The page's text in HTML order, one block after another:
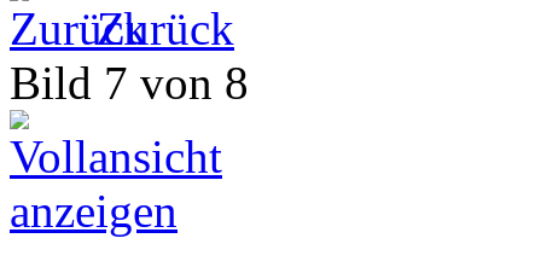
Zurück
Bild 7 von 8